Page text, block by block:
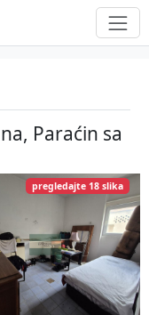
Paraćin sa
pregledajte 18 slika